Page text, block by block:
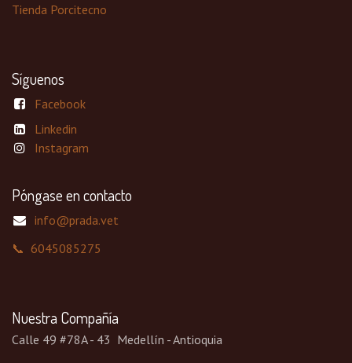
Tienda Porcitecno
Síguenos
Facebook
Linkedin
Instagram
Póngase en contacto
info@prada.vet
📞 6045085275
Nuestra Compañía
Calle 49 #78A - 43 Medellín - Antioquia